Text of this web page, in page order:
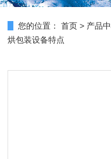
您的位置： 首页 > 产品
烘包装设备特点